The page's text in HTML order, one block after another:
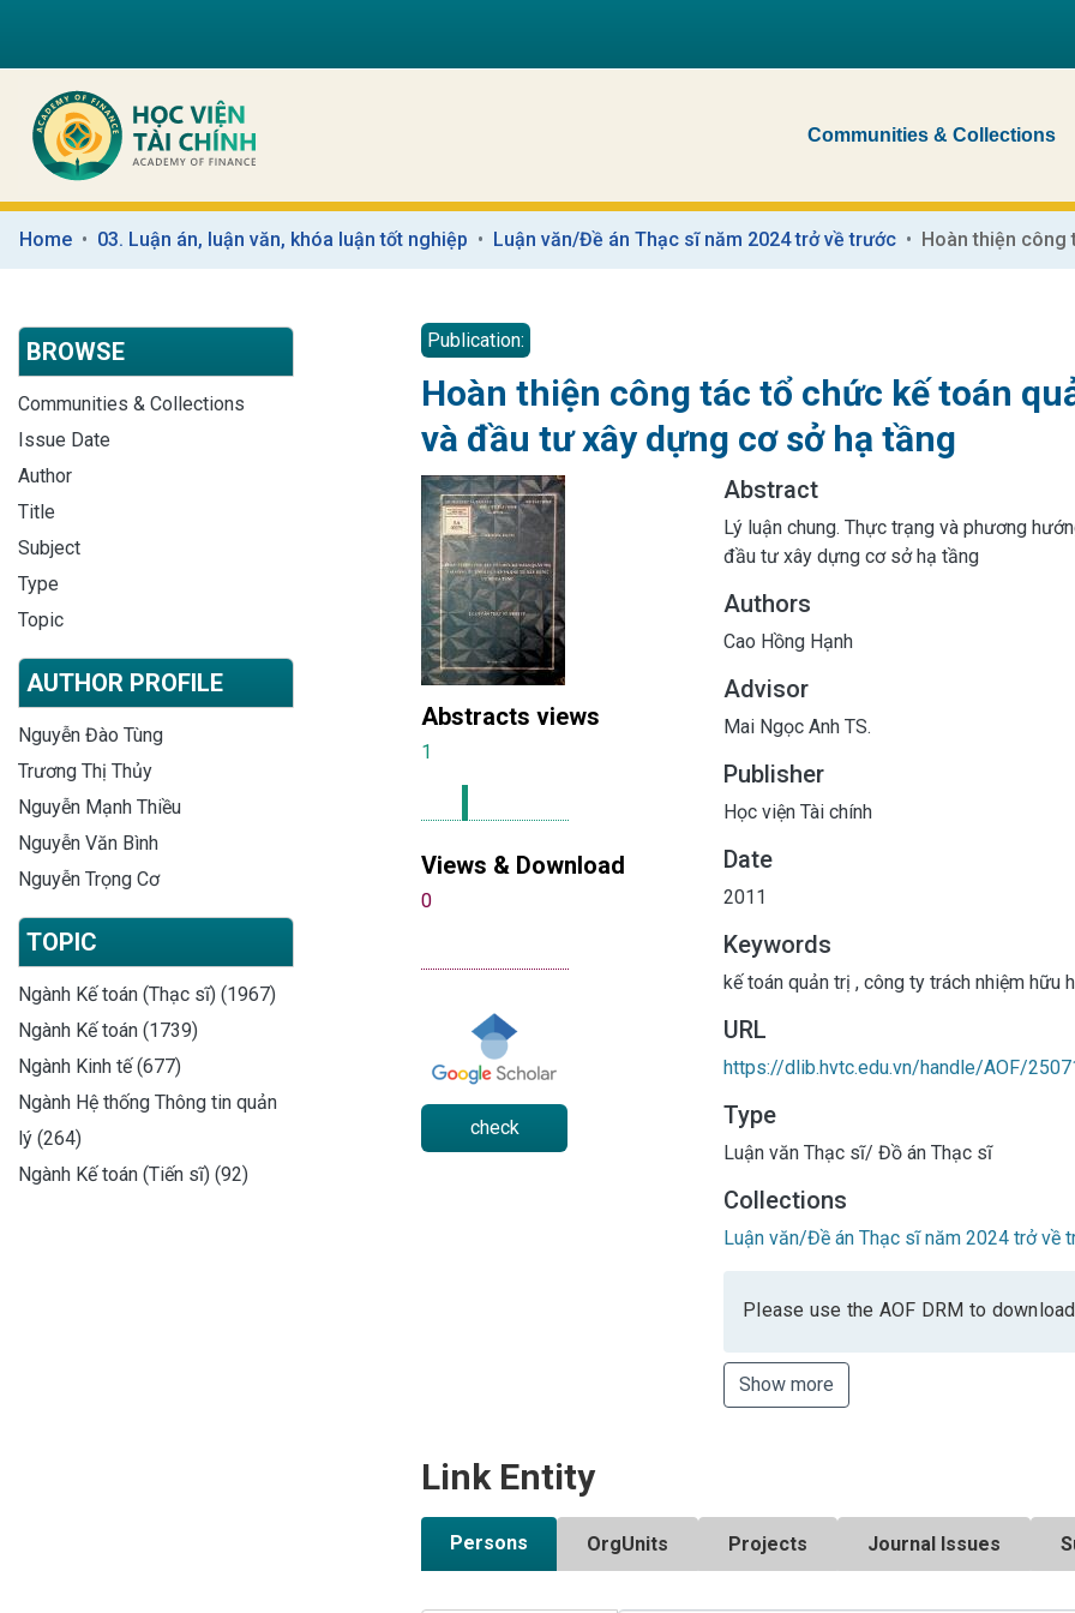
Communities & Collections
Home 03. Luận án, luận văn, khóa luận tốt nghiệp Luận văn/Đề án Thạc sĩ năm 2024 trở về trước
BROWSE
Communities & Collections
Issue Date
Author
Title
Subject
Type
Topic
AUTHOR PROFILE
Nguyễn Đào Tùng
Trương Thị Thủy
Nguyễn Mạnh Thiều
Nguyễn Văn Bình
Nguyễn Trọng Cơ
TOPIC
Ngành Kế toán (Thạc sĩ) (1967)
Ngành Kế toán (1739)
Ngành Kinh tế (677)
Ngành Hệ thống Thông tin quản
lý (264)
Ngành Kế toán (Tiến sĩ) (92)
Publication:
Hoàn thiện công tác tổ chức kế toán
và đầu tư xây dựng cơ sở hạ tầng
Abstracts views
1
Views & Download
0
check
Abstract
Lý luận chung. Thực trạng và phương
đầu tư xây dựng cơ sở hạ tầng
Authors
Cao Hồng Hạnh
Advisor
Mai Ngọc Anh TS.
Publisher
Học viện Tài chính
Date
2011
Keywords
kế toán quản trị , công ty trách nhiệm hữu
URL
https://dlib.hvtc.edu.vn/handle/AOF/
Type
Luận văn Thạc sĩ/ Đồ án Thạc sĩ
Collections
Luận văn/Đề án Thạc sĩ năm 2024 trở về
Please use the AOF DRM to
Show more
Link Entity
Persons OrgUnits Projects Journal Issues